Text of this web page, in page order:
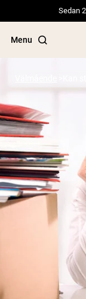
Sedan
Menu
Populära söktermer
”Protein Powder“
”Overnight Oats“
”Vegan protein“
”Collagen“
”Micellar Casein“
PROTEIN
Kan